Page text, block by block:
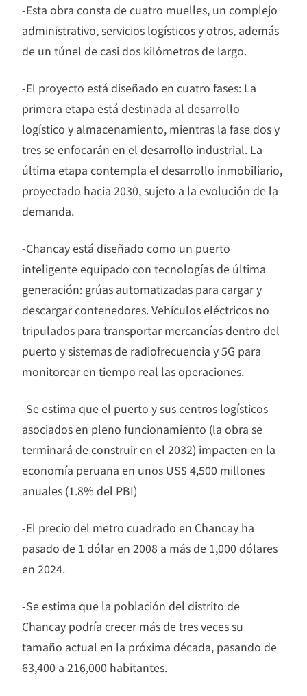
-Esta obra consta de cuatro muelles, un complejo
administrativo, servicios logísticos y otros, además
de un túnel de casi dos kilómetros de largo.
-El proyecto está diseñado en cuatro fases: La
primera etapa está destinada al desarrollo
logístico y almacenamiento, mientras la fase dos y
tres se enfocarán en el desarrollo industrial. La
última etapa contempla el desarrollo inmobiliario,
proyectado hacia 2030, sujeto a la evolución de la
demanda.
-Chancay está diseñado como un puerto
inteligente equipado con tecnologías de última
generación: grúas automatizadas para cargar y
descargar contenedores. Vehículos eléctricos no
tripulados para transportar mercancías dentro del
puerto y sistemas de radiofrecuencia y 5G para
monitorear en tiempo real las operaciones.
-Se estima que el puerto y sus centros logísticos
asociados en pleno funcionamiento (la obra se
terminará de construir en el 2032) impacten en la
economía peruana en unos US$ 4,500 millones
anuales (1.8% del PBI)
-El precio del metro cuadrado en Chancay ha
pasado de 1 dólar en 2008 a más de 1,000 dólares
en 2024.
-Se estima que la población del distrito de
Chancay podría crecer más de tres veces su
tamaño actual en la próxima década, pasando de
63,400 a 216,000 habitantes.